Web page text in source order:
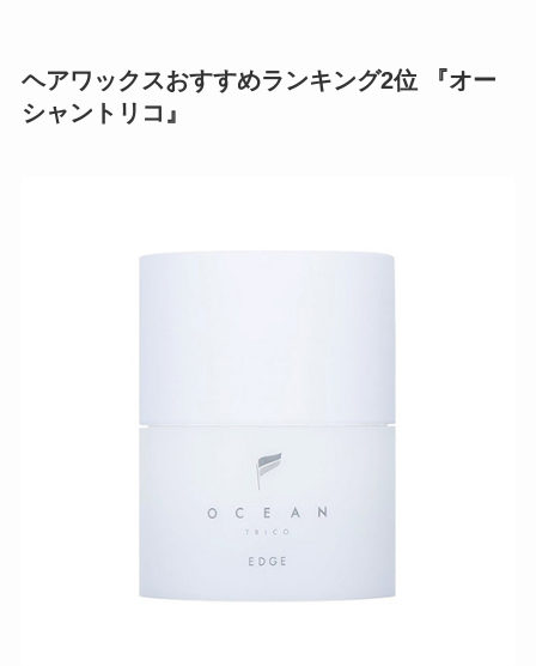
ヘアワックスおすすめランキング2位 『オー
シャントリコ』